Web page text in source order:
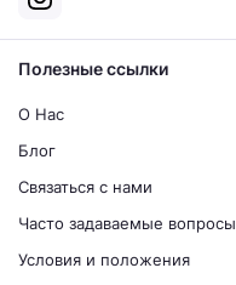
Полезные ссылки
О Нас
Блог
Связаться с нами
Часто задаваемые вопросы
Условия и положения